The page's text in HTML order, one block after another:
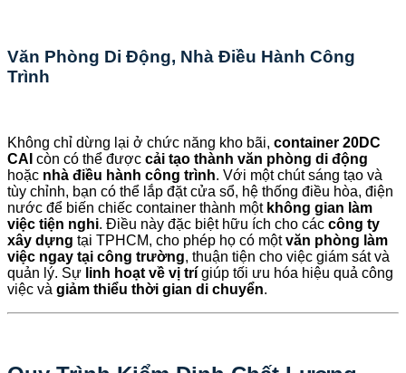
Văn Phòng Di Động, Nhà Điều Hành Công
Trình
Không chỉ dừng lại ở chức năng kho bãi, container 20DC
CAI còn có thể được cải tạo thành văn phòng di động
hoặc nhà điều hành công trình. Với một chút sáng tạo và
tùy chỉnh, bạn có thể lắp đặt cửa sổ, hệ thống điều hòa, điện
nước để biến chiếc container thành một không gian làm
việc tiện nghi. Điều này đặc biệt hữu ích cho các công ty
xây dựng tại TPHCM, cho phép họ có mộtvăn phòng làm
việc ngay tại công trường, thuận tiện cho việc giám sát và
quản lý. Sự linh hoạt về vị trí giúp tối ưu hóa hiệu quả công
việc và giảm thiểu thời gian di chuyển.